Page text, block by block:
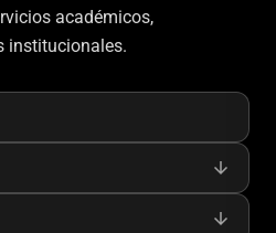
académicos,
institucionales.
arrow_downward
arrow_downward